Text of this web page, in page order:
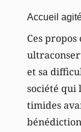
Accueil
Ces
et sa
société qui
timides